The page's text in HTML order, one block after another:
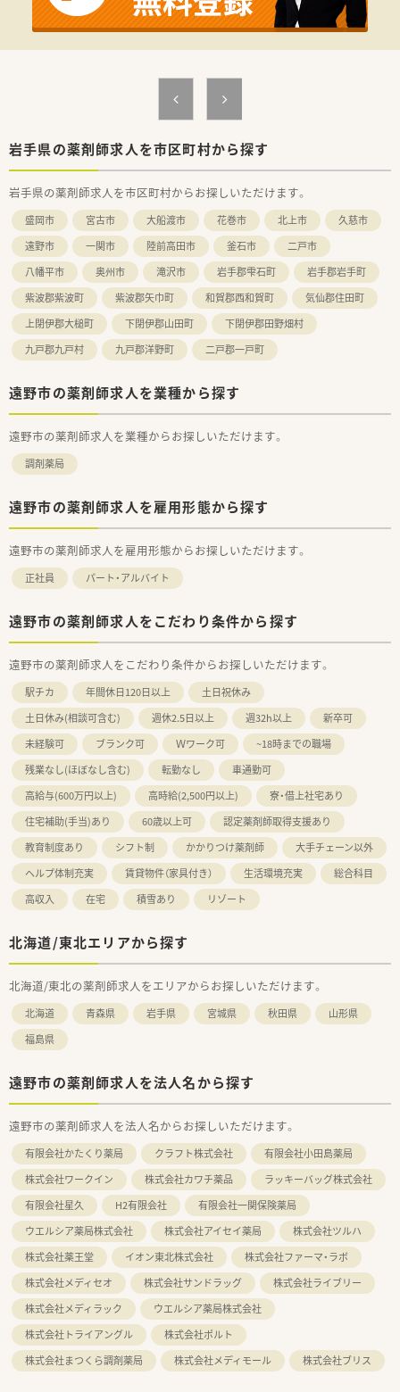
■内科・消化器科メインで処方箋応需しており、薬の品目数も多
く、やりがいのある職場です。
■ご高齢の方のご利用も多く、会話を大事にしながら業務出来る
岩手県の薬剤師求人を市区町村から探す
岩手県の薬剤師求人を市区町村からお探しいただけます。
盛岡市 宮古市 大船渡市 花巻市 北上市
久慈市
遠野市
一関市 陸前高田市 釜石市
二戸市
八幡平市
奥州市 滝沢市 岩手郡雫石町
岩手郡岩手町
紫波郡紫波町
紫波郡矢巾町 和賀郡西和賀町
気仙郡住田町
上閉伊郡大槌町
下閉伊郡山田町
下閉伊郡田野畑村
九戸郡九戸村
九戸郡洋野町 二戸郡一戸町
遠野市の薬剤師求人を業種から探す
遠野市の薬剤師求人を業種からお探しいただけます。
調剤薬局
遠野市の薬剤師求人を雇用形態から探す
遠野市の薬剤師求人を雇用形態からお探しいただけます。
正社員 パート・アルバイト
遠野市の薬剤師求人をこだわり条件から探す
遠野市の薬剤師求人をこだわり条件からお探しいただけます。
駅チカ 年間休日120日以上
土日祝休み
土日休み(相談可含む)
週休2.5日以上 週32h以上
新卒可
未経験可
ブランク可 Ｗワーク可
~18時までの職場
残業なし(ほぼなし含む)
転勤なし
車通勤可
高給与(600万円以上)
高時給(2,500円以上)
寮・借上社宅あり
住宅補助(手当)あり
60歳以上可
認定薬剤師取得支援あり
教育制度あり
シフト制 かかりつけ薬剤師
大手チェーン以外
ヘルプ体制充実
賃貸物件（家具付き） 生活環境充実
総合科目
高収入
在宅 積雪あり リゾート
北海道/東北エリアから探す
北海道/東北の薬剤師求人をエリアからお探しいただけます。
北海道 青森県 岩手県 宮城県 秋田県
山形県
福島県
遠野市の薬剤師求人を法人名から探す
遠野市の薬剤師求人を法人名からお探しいただけます。
有限会社かたくり薬局 クラフト株式会社
有限会社小田島薬局
株式会社ワークイン
株式会社カワチ薬品
ラッキーバッグ株式会社
有限会社星久
H2有限会社
有限会社一関保険薬局
ウエルシア薬局株式会社
株式会社アイセイ薬局
株式会社ツルハ
株式会社薬王堂
イオン東北株式会社
株式会社ファーマ・ラボ
株式会社メディセオ
株式会社サンドラッグ
株式会社ライブリー
株式会社メディラック
ウエルシア薬局株式会社
株式会社トライアングル
株式会社ポルト
株式会社まつくら調剤薬局
株式会社メディモール 株式会社ブリス